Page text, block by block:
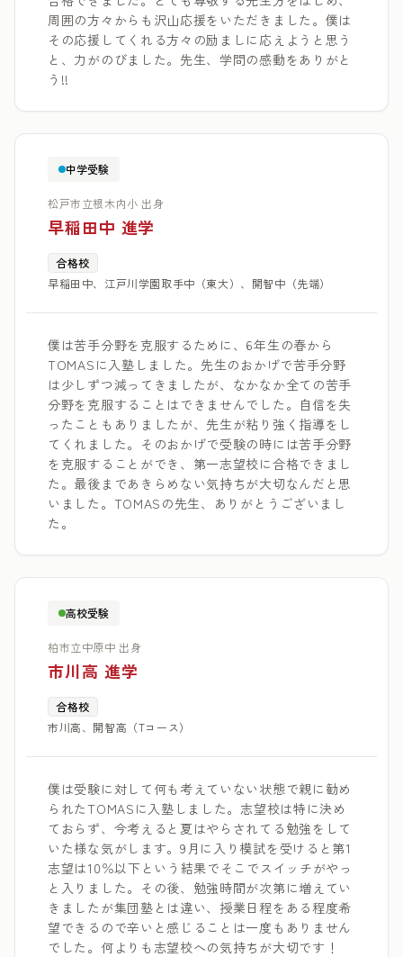
周囲の方々からも沢山応援をいただきました。僕は
その応援してくれる方々の励ましに応えようと思う
と、力がのびました。先生、学問の感動をありがと
う!!
中学受験
松戸市立根木内小 出身
早稲田中 進学
合格校
早稲田中、江戸川学園取手中（東大）、開智中（先端）
僕は苦手分野を克服するために、6年生の春から
TOMASに入塾しました。先生のおかげで苦手分野
は少しずつ減ってきましたが、なかなか全ての苦手
分野を克服することはできませんでした。自信を失
ったこともありましたが、先生が粘り強く指導をし
てくれました。そのおかげで受験の時には苦手分野
を克服することができ、第一志望校に合格できまし
た。最後まであきらめない気持ちが大切なんだと思
いました。TOMASの先生、ありがとうございまし
た。
高校受験
柏市立中原中 出身
市川高 進学
合格校
市川高、開智高（Tコース）
僕は受験に対して何も考えていない状態で親に勧め
られたTOMASに入塾しました。志望校は特に決め
ておらず、今考えると夏はやらされてる勉強をして
いた様な気がします。9月に入り模試を受けると第1
志望は10％以下という結果でそこでスイッチがやっ
と入りました。その後、勉強時間が次第に増えてい
きましたが集団塾とは違い、授業日程をある程度希
望できるので辛いと感じることは一度もありません
でした。何よりも志望校への気持ちが大切です！